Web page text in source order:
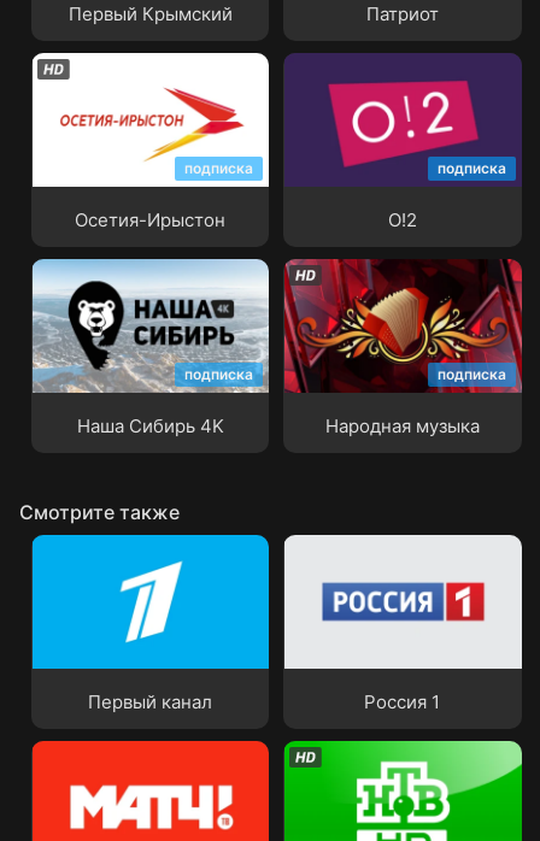
Первый Крымский Патриот
подписка
Осетия-Ирыстон
подписка
О!2
подписка
Наша Сибирь 4K
Наша Сибирь 4K
подписка
Народная музыка
Народная музыка
Смотрите также
Первый канал Россия 1